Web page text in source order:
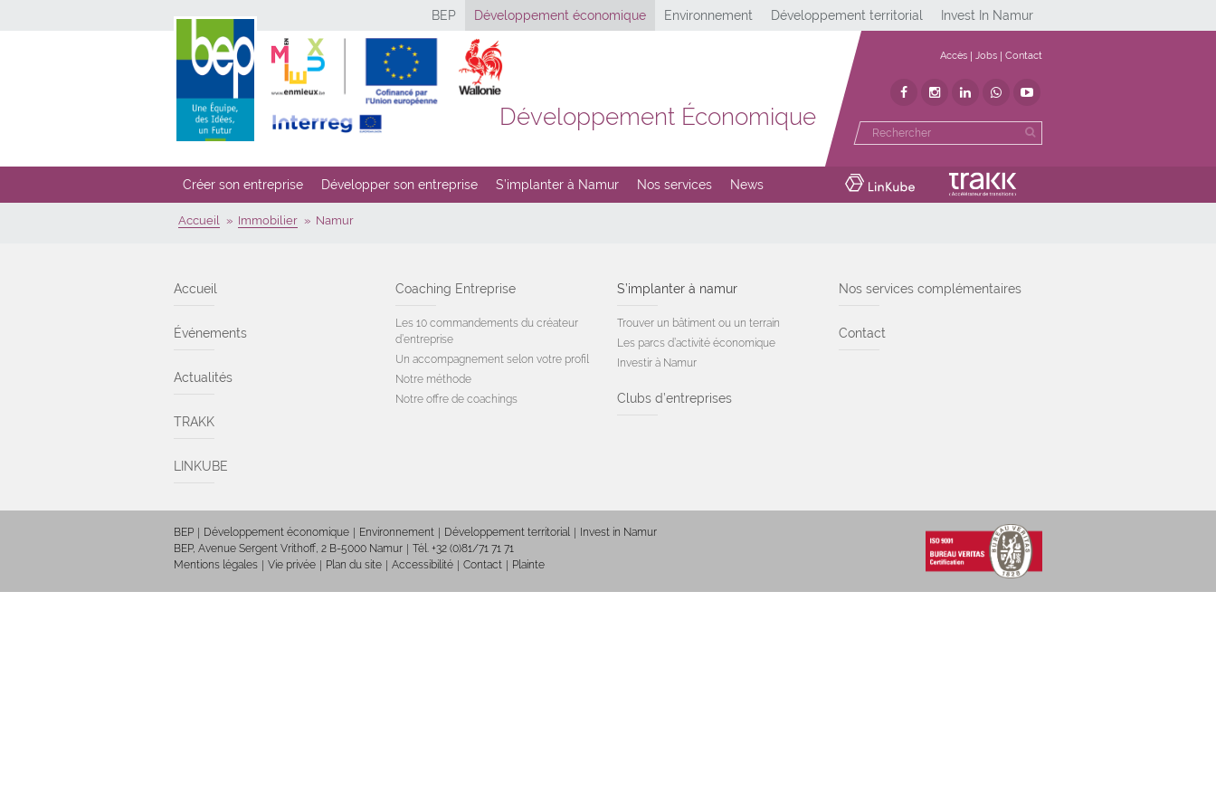
BEP Développement économique Environnement Développement territorial Invest In Namur
Développement Économique
Accès Jobs Contact
Créer son entreprise Développer son entreprise S’implanter à Namur Nos services News
Accueil Immobilier Namur
Accueil
Événements
Actualités
TRAKK
LINKUBE
Coaching Entreprise
Les 10 commandements du créateur
d’entreprise
Un accompagnement selon votre profil
Notre méthode
Notre offre de coachings
S’implanter à namur
Trouver un bâtiment ou un terrain
Les parcs d’activité économique
Investir à Namur
Clubs d’entreprises
Nos services complémentaires
Contact
BEP Développement économique Environnement Développement territorial
Invest in Namur
BEP, Avenue Sergent Vrithoff, 2 B-5000 Namur
Tél. +32 (0)81/71 71 71
Mentions légales
Vie privée Plan du site Accessibilité Contact Plainte